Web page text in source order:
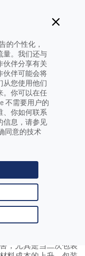
的个性化，
量。我们还与
伙伴分享有关
伙伴可能会将
从您使用他们
。你可以在任
不需要用户的
、你如何联系
信息，请参见
同意的技术
解决方
产品组合在一起的包
因此，二次包装
次包装材料包括硬纸
及收缩包装。然而，
式的二次包装
件下受损或磨损。
要立即检查和验证，
术。然而，当产品被
的物品时，在读取二
条形码标签应用于热
现褶皱、不平整或弯
，尤其是当二次包装